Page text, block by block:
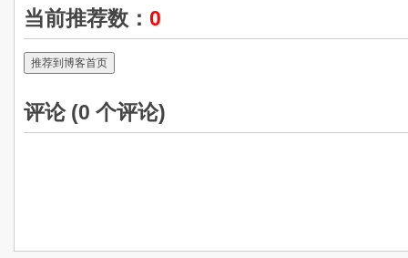
当前推荐数： 0
推荐到博客首页
评论 (0 个评论)